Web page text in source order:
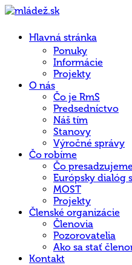
Hlavná stránka
Ponuky
Informácie
Projekty
O nás
Čo je RmS
Predsedníctvo
Náš tím
Stanovy
Výročné správy
Čo robíme
Čo
Európsky dialóg
MOST
Projekty
Členské organizácie
Členovia
Pozorovatelia
Ako sa stať
Kontakt